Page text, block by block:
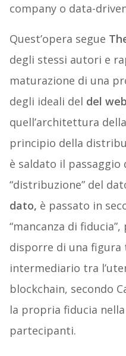
company o data-
Quest’opera segue
degli stessi autori e
maturazione di una
degli ideali del del
quell’architettura
principio della
è saldato il passaggio
“distribuzione” del
dato, è passato in
“mancanza di
disporre di una figura
intermediario tra
blockchain, secondo
la propria fiducia
partecipanti.